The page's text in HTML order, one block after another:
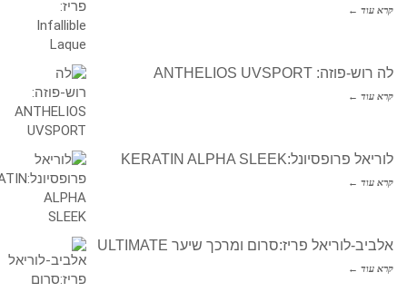
קרא עוד ←
לה רוש-פוזה: ANTHELIOS UVSPORT
קרא עוד ←
לוריאל פרופסיונל:KERATIN ALPHA SLEEK
קרא עוד ←
אלביב-לוריאל פריז:סרום ומרכך שיער ULTIMATE
קרא עוד ←